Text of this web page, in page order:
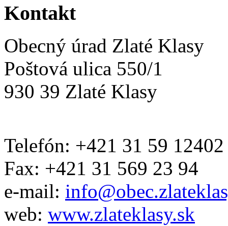
Kontakt
Obecný úrad Zlaté Klasy
Poštová ulica 550/1
930 39 Zlaté Klasy
Telefón: +421 31 59 12402
Fax: +421 31 569 23 94
e-mail:
web: www.zlateklasy.sk